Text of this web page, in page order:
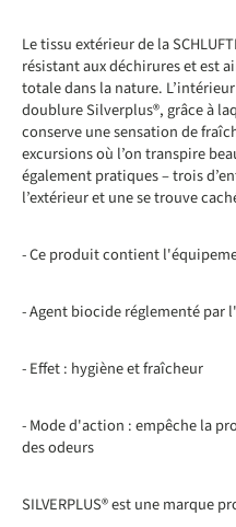
Le tissu extérieur de la
résistant aux déchirures et est
totale dans la nature.
doublure Silverplus®, grâce à
conserve une sensation de
excursions où l’on transpire
également pratiques – trois
l’extérieur et une se trouve
- Ce produit contient
- Agent biocide réglementé par
- Effet : hygiène et fraîcheur
- Mode d'action : empêche la
des odeurs
SILVERPLUS® est une marque